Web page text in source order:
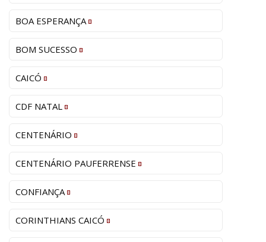
BOA ESPERANÇA
BOM SUCESSO
CAICÓ
CDF NATAL
CENTENÁRIO
CENTENÁRIO PAUFERRENSE
CONFIANÇA
CORINTHIANS CAICÓ